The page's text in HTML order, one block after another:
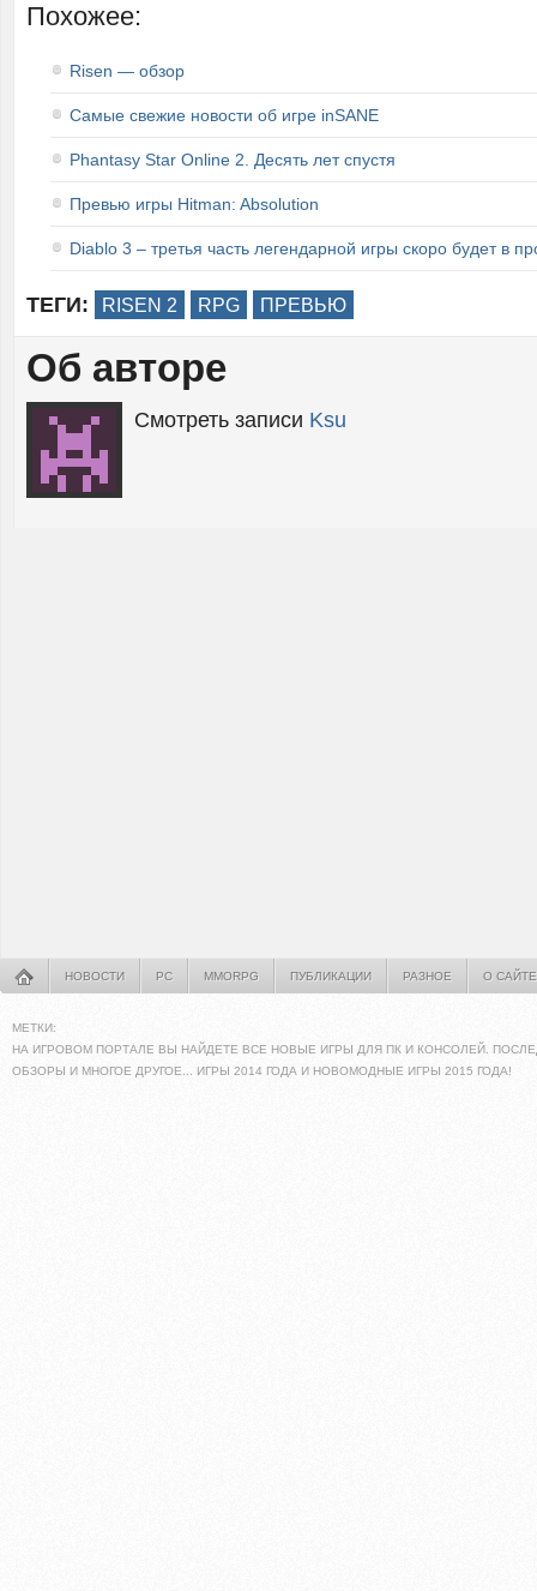
Похожее:
Risen — обзор
Самые свежие новости об игре inSANE
Phantasy Star Online 2. Десять лет спустя
Превью игры Hitman: Absolution
Diablo 3 – третья часть легендарной игры скоро будет в
ТЕГИ: RISEN 2 RPG ПРЕВЬЮ
Об авторе
Смотреть записи Ksu
НОВОСТИ PC MMORPG ПУБЛИКАЦИИ РАЗНОЕ О САЙТЕ
МЕТКИ:
НА ИГРОВОМ ПОРТАЛЕ ВЫ НАЙДЕТЕ ВСЕ НОВЫЕ ИГРЫ ДЛЯ ПК И КОНСОЛЕЙ.
ОБЗОРЫ И МНОГОЕ ДРУГОЕ... ИГРЫ 2014 ГОДА И НОВОМОДНЫЕ ИГРЫ 2015 ГОДА!